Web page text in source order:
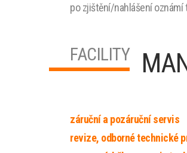
po zjištění/nahlášení
FACILITY
záruční a pozáruční servis
revize, odborné technické